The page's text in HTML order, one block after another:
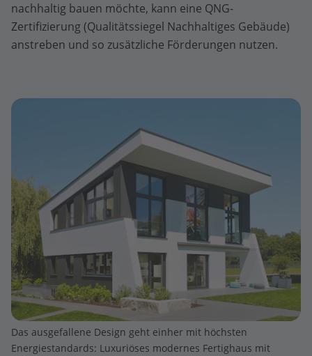
nachhaltig bauen möchte, kann eine QNG-
Zertifizierung (Qualitätssiegel Nachhaltiges Gebäude)
anstreben und so zusätzliche Förderungen nutzen.
Das ausgefallene Design geht einher mit höchsten
Energiestandards: Luxuriöses modernes Fertighaus mit